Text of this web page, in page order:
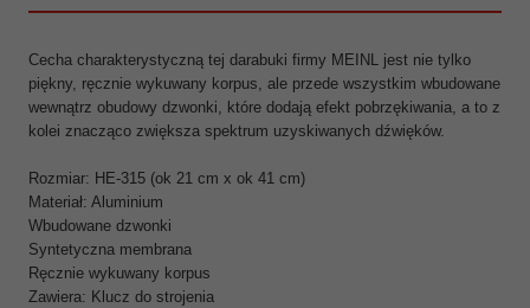
Cecha charakterystyczną tej darabuki firmy MEINL jest nie tylko
piękny, ręcznie wykuwany korpus, ale przede wszystkim wbudowane
wewnątrz obudowy dzwonki, które dodają efekt pobrzękiwania, a to z
kolei znacząco zwiększa spektrum uzyskiwanych dźwięków.
Rozmiar: HE-315 (ok 21 cm x ok 41 cm)
Materiał: Aluminium
Wbudowane dzwonki
Syntetyczna membrana
Ręcznie wykuwany korpus
Zawiera: Klucz do strojenia